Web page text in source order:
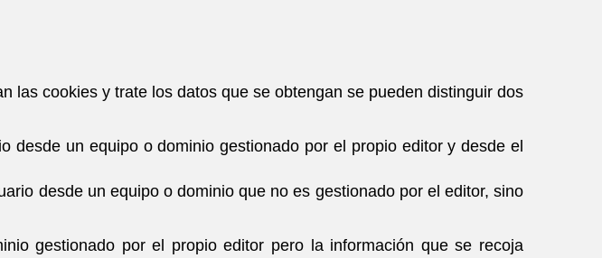
las cookies y trate los datos que se obtengan se pueden distinguir dos
desde un equipo o dominio gestionado por el propio editor y desde el
desde un equipo o dominio que no es gestionado por el editor, sino
gestionado por el propio editor pero la información que se recoja